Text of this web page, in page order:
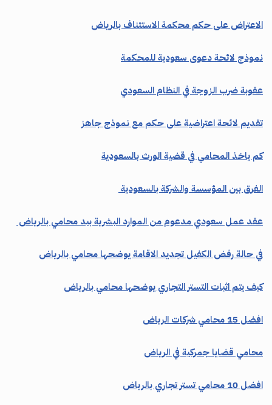
الاعتراض على حكم محكمة الاستئناف بالرياض
نموذج لائحة دعوى سعودية للمحكمة
عقوبة ضرب الزوجة في النظام السعودي
تقديم لائحة اعتراضية على حكم مع نموذج جاهز
كم ياخذ المحامي في قضية الورث بالسعودية
الفرق بين المؤسسة والشركة بالسعودية
عقد عمل سعودي مدعوم من الموارد البشرية بيد محامي بالرياض
في حالة رفض الكفيل تجديد الاقامة يوضحها محامي بالرياض
كيف يتم اثبات التستر التجاري يوضحها محامي بالرياض
افضل 15 محامي شركات الرياض
محامي قضايا جمركية في الرياض
افضل 10 محامي تستر تجاري بالرياض